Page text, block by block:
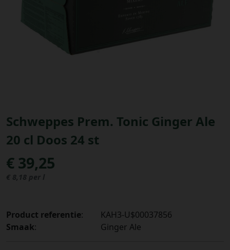
Schweppes Prem. Tonic Ginger Ale
20 cl Doos 24 st
€ 39,25
€ 8,18 per l
Product referentie:
KAH3-U$00037856
Smaak: Ginger Ale
PROMOTIES
Bestellingen